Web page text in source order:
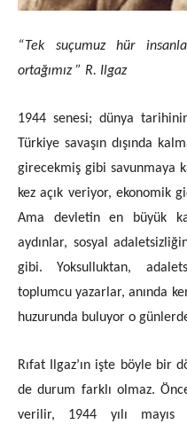
“Tek suçumuz hür
ortağımız ” R. Ilgaz
1944 senesi; dünya
Türkiye savaşın dışında
girecekmiş gibi savunmaya
kez açık veriyor, ekonomik
Ama devletin en büyük
aydınlar, sosyal
gibi. Yoksulluktan,
toplumcu yazarlar, anında
huzurunda buluyor o
Rıfat Ilgaz’ın işte böyle bir
de durum farklı olmaz.
verilir, 1944 yılı mayıs